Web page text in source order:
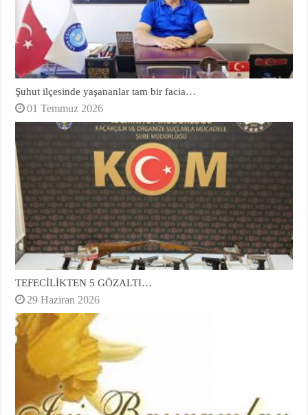
Şuhut ilçesinde yaşananlar tam bir facia…
01 Temmuz 2026
TEFECİLİKTEN 5 GÖZALTI…
29 Haziran 2026